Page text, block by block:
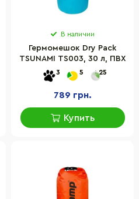
В наличии
Гермомешок Dry Pack
TSUNAMI TS003, 30 л, ПВХ
3 5 25
789 грн.
Купить